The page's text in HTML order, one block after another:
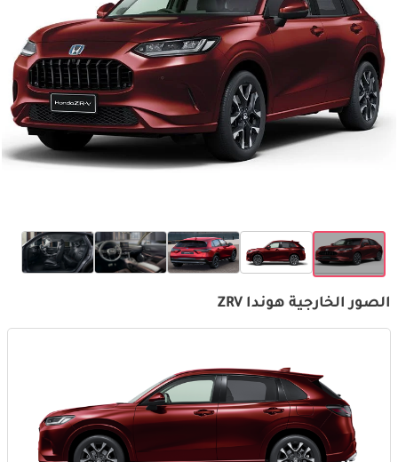
الصور الخارجية هوندا ZRV